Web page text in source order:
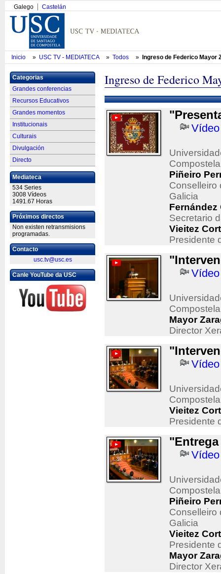
Galego Castelán
Inicio » USC TV - MEDIATECA » Todos » Ingreso de Federico Mayor
Categorias
Grandes conferencias
Recursos Educativos
Grandes momentos
Institucionais
Culturais
Divulgación
Directo
Mediateca
534 Series
3008 Vídeos
1491.67 Horas
Próximos directos
Non existen retransmisions
programadas.
Contacto
usc.tv@usc.es
Canle YouTube da USC
Ingreso de Federico
Vídeo
Compostela
Piñeiro
Conselleiro
Galicia
Fernández
Secretario
Vieitez
Presidente
Vídeo
Compostela
Mayor
Director
Vídeo
Compostela
Vieitez
Presidente
Vídeo
Compostela
Piñeiro
Conselleiro
Galicia
Vieitez
Presidente
Mayor
Director